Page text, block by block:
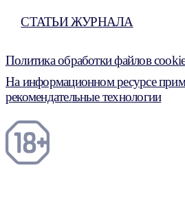
СТАТЬИ ЖУРНАЛА
Политика обработки файлов
На информационном ресурсе
рекомендательные технологии